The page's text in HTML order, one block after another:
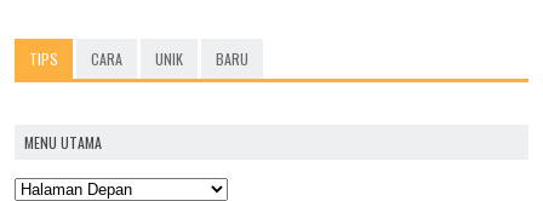
TIPS CARA UNIK BARU
MENU UTAMA